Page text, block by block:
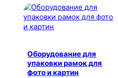
Оборудование для
упаковки рамок для
фото и картин